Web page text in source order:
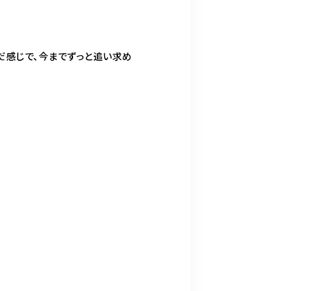
感じで、今までずっと追い求め